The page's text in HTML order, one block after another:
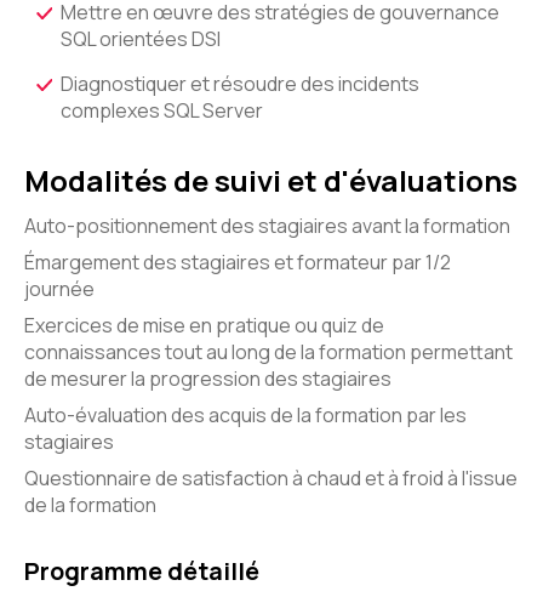
Mettre en œuvre des stratégies de gouvernance
SQL orientées DSI
Diagnostiquer et résoudre des incidents
complexes SQL Server
Modalités de suivi et d'évaluations
Auto-positionnement des stagiaires avant la formation
Émargement des stagiaires et formateur par 1/2
journée
Exercices de mise en pratique ou quiz de
connaissances tout au long de la formation permettant
de mesurer la progression des stagiaires
Auto-évaluation des acquis de la formation par les
stagiaires
Questionnaire de satisfaction à chaud et à froid à l'issue
de la formation
Programme détaillé